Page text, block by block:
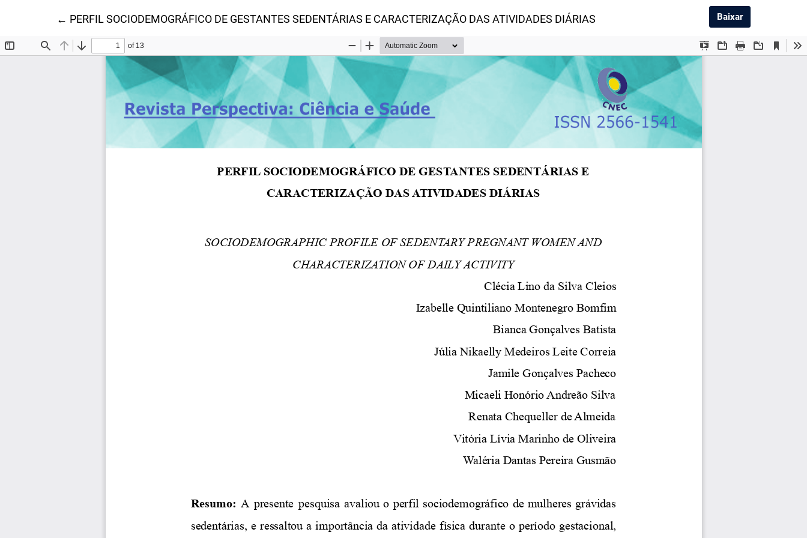
← Voltar aos Detalhes do Artigo
PERFIL SOCIODEMOGRÁFICO DE GESTANTES SEDENTÁRIAS E CARACTERIZAÇÃO DAS ATIVIDADES DIÁRIAS BaixarBaixar PDF